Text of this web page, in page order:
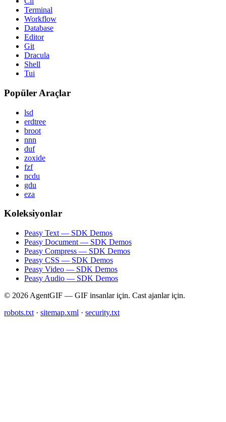
Terminal
Workflow
Database
Editor
Git
Dracula
Shell
Tui
Popüler Araçlar
lsd
erdtree
broot
nnn
duf
zoxide
fzf
ncdu
gdu
eza
Koleksiyonlar
Peasy Text — SDK Demos
Peasy Document — SDK Demos
Peasy Compress — SDK Demos
Peasy CSS — SDK Demos
Peasy Video — SDK Demos
Peasy Audio — SDK Demos
© 2026 AgentGIF — GIF insanlar için. Cast ajanlar için.
robots.txt · sitemap.xml · security.txt